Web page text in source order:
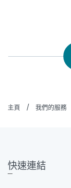
主頁 / 我們的服務
快速連結